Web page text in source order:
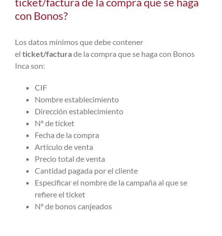
con Bonos?
Los datos mínimos que debe contener
el ticket/facturade la compra que se haga con Bonos
Inca son:
CIF
Nombre establecimiento
Dirección establecimiento
Nº de ticket
Fecha de la compra
Artículo de venta
Precio total de venta
Cantidad pagada por el cliente
Especificar el nombre de la campaña al que se
refiere el ticket
Nº de bonos canjeados